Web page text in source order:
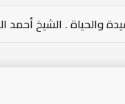
والحياة . الشيخ أحمد